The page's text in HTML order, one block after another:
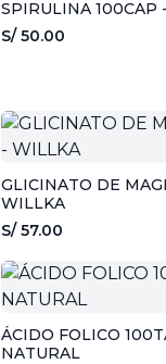
SPIRULINA 100CAP
S/ 50.00
GLICINATO DE
WILLKA
S/ 57.00
ÁCIDO FOLICO
NATURAL